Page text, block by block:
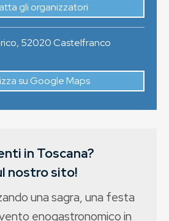
gli organizzatori
, 52020Castelfranco
su Google Maps
in Toscana?
nostro sito!
una sagra, una festa
enogastronomico in